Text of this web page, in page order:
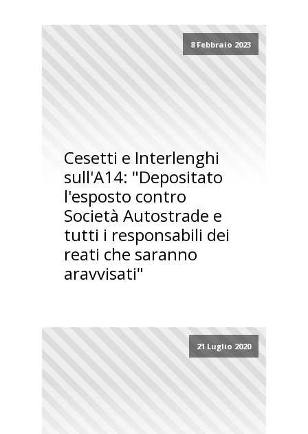
8 Febbraio 2023
Cesetti e Interlenghi
sull'A14: "Depositato
l'esposto contro
Società Autostrade e
tutti i responsabili dei
reati che saranno
aravvisati"
21 Luglio 2020